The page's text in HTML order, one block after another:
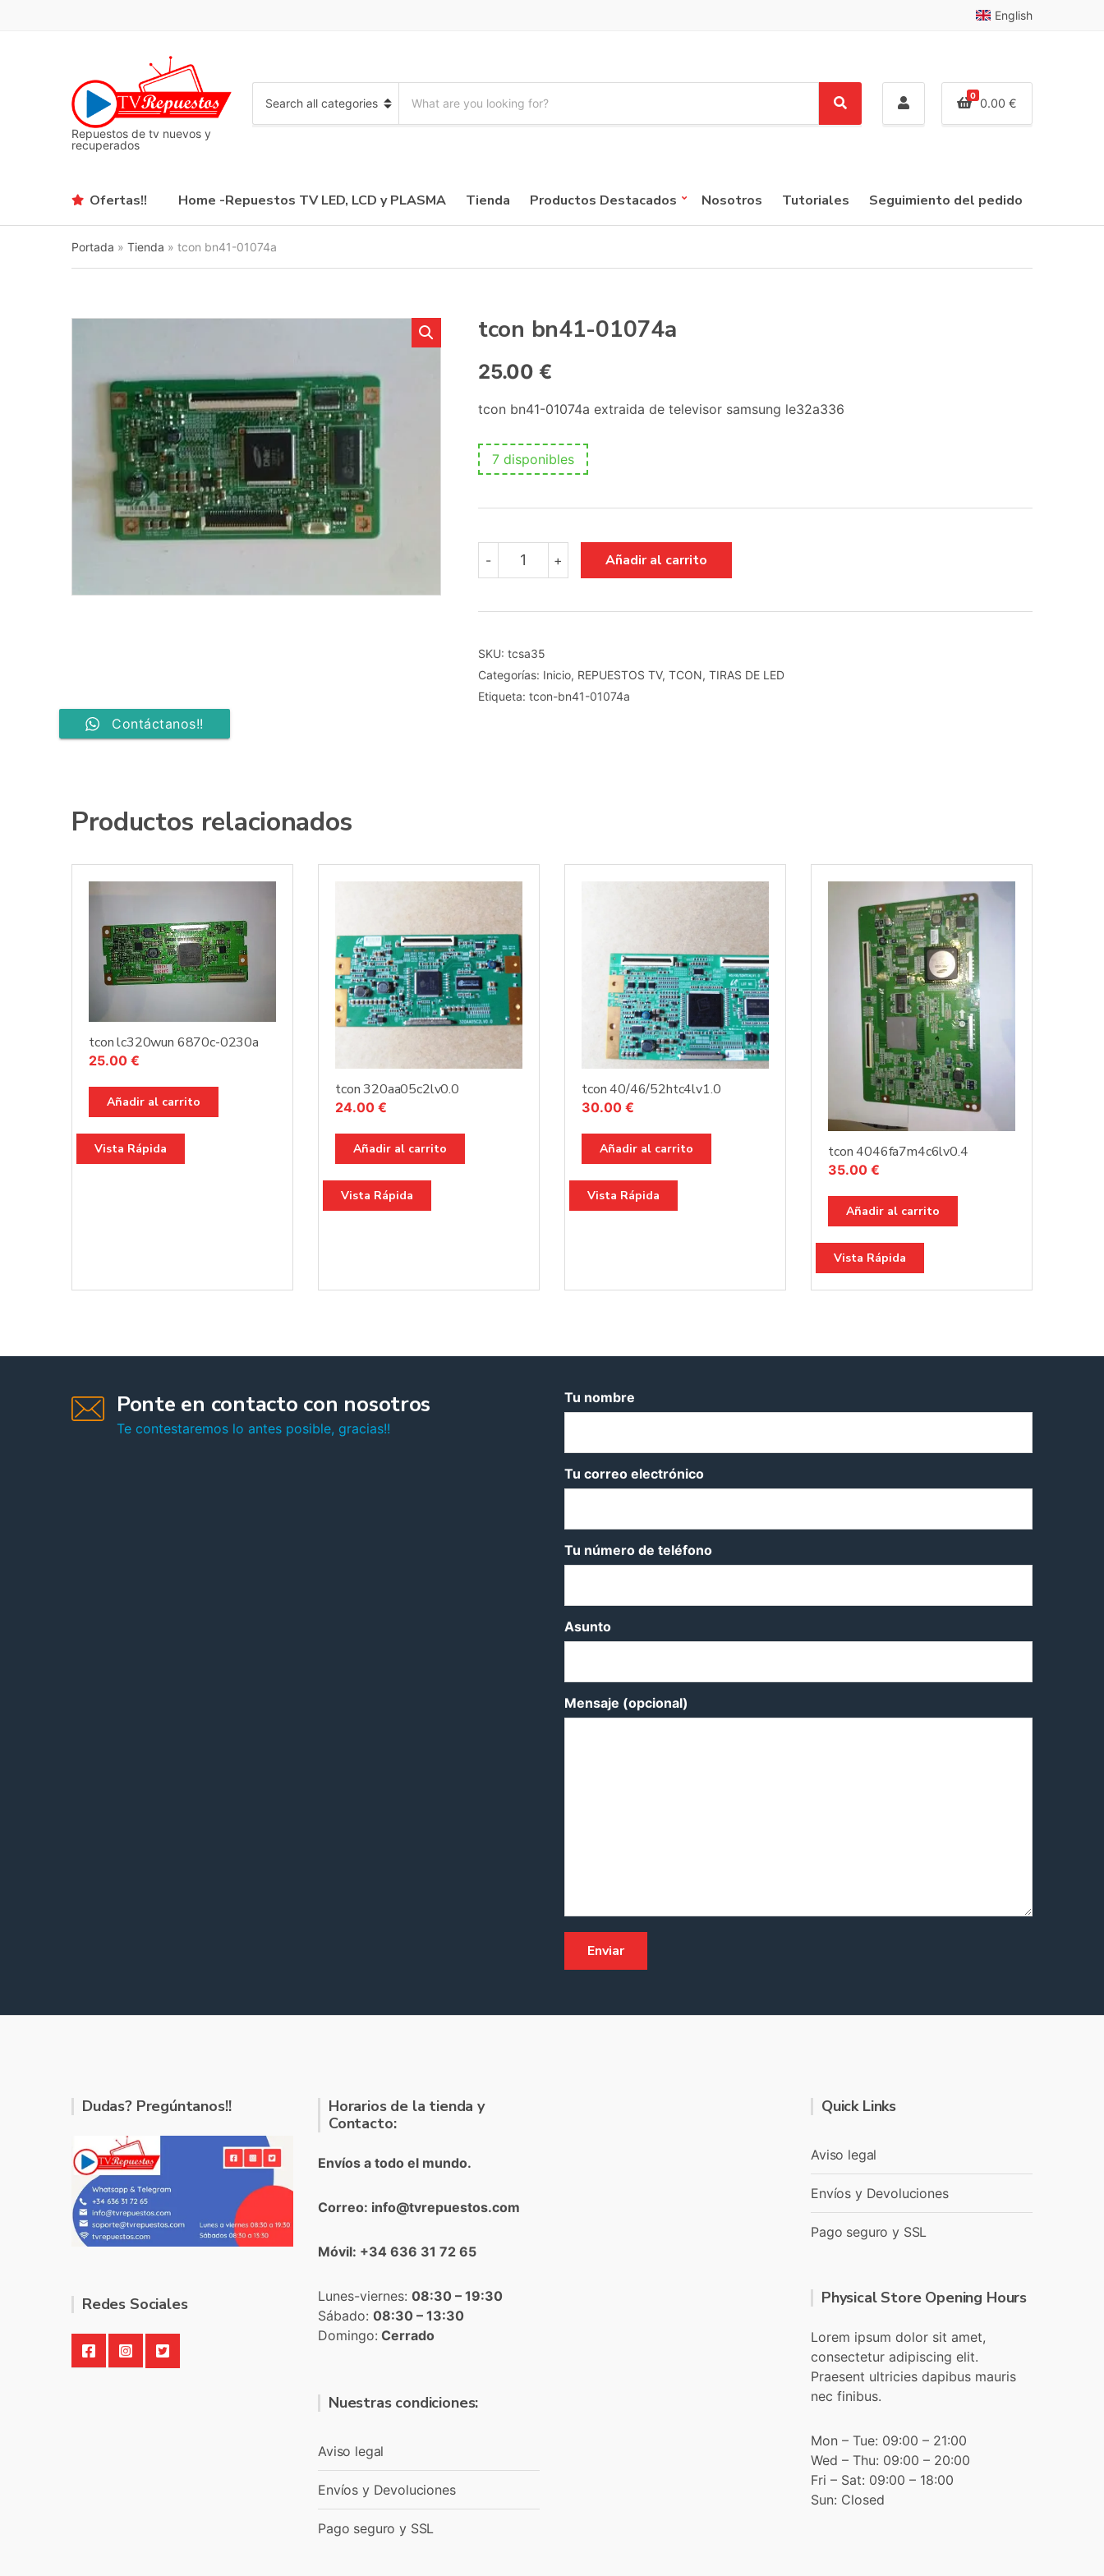
English
Repuestos de tv nuevos y
recuperados
a
r
y
n
a
r
c
:
S
e
h
0
0.00 €
Ofertas!! Home -Repuestos TV LED, LCD y PLASMA Tienda Productos Destacados Nosotros Tutoriales Seguimiento del pedido
Portada » Tienda » tcon bn41-01074a
tcon bn41-01074a
25.00 €
tcon bn41-01074a extraida de televisor samsung le32a336
7 disponibles
-
bn41-
01074a
+ Añadir al carrito
SKU: tcsa35
Categorías: Inicio, REPUESTOS TV, TCON, TIRAS DE LED
Etiqueta: tcon-bn41-01074a
Contáctanos!!
Productos relacionados
tcon lc320wun 6870c-0230a
25.00 €
Añadir al carrito
Vista Rápida
tcon 320aa05c2lv0.0
24.00 €
Añadir al carrito
Vista Rápida
tcon 40/46/52htc4lv1.0
30.00 €
Añadir al carrito
Vista Rápida
tcon 4046fa7m4c6lv0.4
35.00 €
Añadir al carrito
Vista Rápida
Ponte en contacto con nosotros
Te contestaremos lo antes posible, gracias!!
Tu nombre
Tu correo electrónico
Tu número de teléfono
Asunto
Mensaje (opcional)
Dudas? Pregúntanos!!
Redes Sociales
Horarios de la tienda y
Contacto:
Envíos a todo el mundo.
Correo: info@tvrepuestos.com
Móvil: +34 636 31 72 65
Lunes-viernes: 08:30 – 19:30
Sábado: 08:30 – 13:30
Domingo: Cerrado
Nuestras condiciones:
Aviso legal
Envíos y Devoluciones
Pago seguro y SSL
Quick Links
Aviso legal
Envíos y Devoluciones
Pago seguro y SSL
Physical Store Opening Hours
Lorem ipsum dolor sit amet,
consectetur adipiscing elit.
Praesent ultricies dapibus mauris
nec finibus.
Mon – Tue: 09:00 – 21:00
Wed – Thu: 09:00 – 20:00
Fri – Sat: 09:00 – 18:00
Sun: Closed